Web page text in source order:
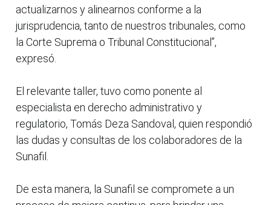
actualizarnos y alinearnos conforme a la
jurisprudencia, tanto de nuestros tribunales, como
la Corte Suprema o Tribunal Constitucional”,
expresó.
El relevante taller, tuvo como ponente al
especialista en derecho administrativo y
regulatorio, Tomás Deza Sandoval, quien respondió
las dudas y consultas de los colaboradores de la
Sunafil.
De esta manera, la Sunafil se compromete a un